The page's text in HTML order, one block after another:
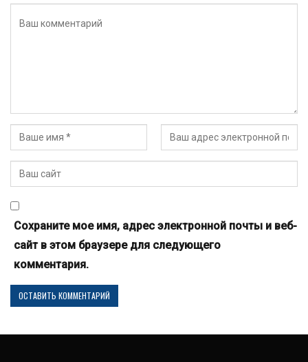
Сохраните мое имя, адрес электронной почты и веб-
сайт в этом браузере для следующего
комментария.